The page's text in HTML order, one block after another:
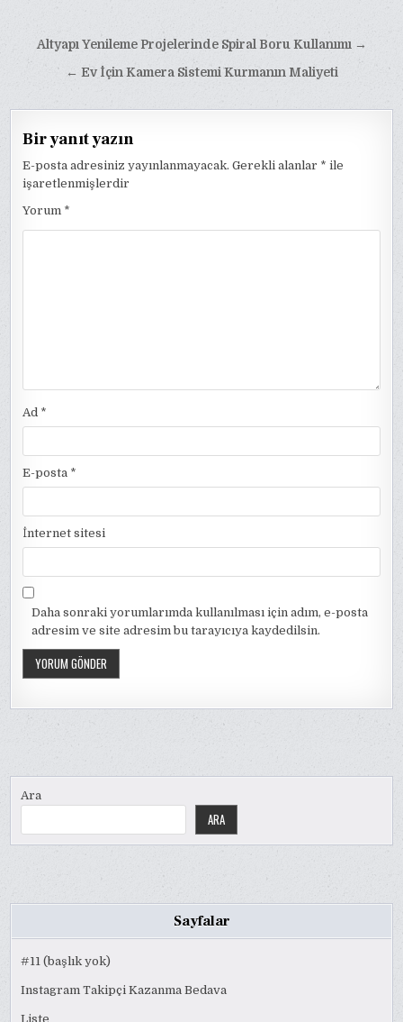
Yazı
gezinmesi
Altyapı Yenileme Projelerinde Spiral Boru Kullanımı →
← Ev İçin Kamera Sistemi Kurmanın Maliyeti
Bir yanıt yazın
E-posta adresiniz yayınlanmayacak. Gerekli alanlar * ile
işaretlenmişlerdir
Yorum *
Ad *
E-posta *
İnternet sitesi
Daha sonraki yorumlarımda kullanılması için adım, e-posta
adresim ve site adresim bu tarayıcıya kaydedilsin.
Ara
ARA
Sayfalar
#11 (başlık yok)
Instagram Takipçi Kazanma Bedava
Liste